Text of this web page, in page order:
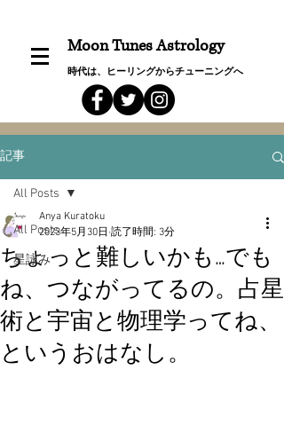
Moon Tunes Astrology
時代は、ヒーリングからチューニングへ
記事
All Posts
星詠み
All Posts
ちょっと難しいかも…でも
ね、つながってるの。占星
術と宇宙と物理学ってね、
というおはなし。
Anya Kuratoku
2023年5月30日 読了時間: 3分